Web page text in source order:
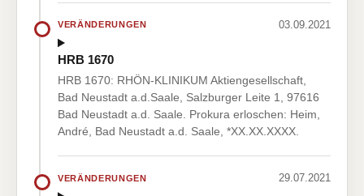
VERÄNDERUNGEN 03.09.2021
HRB 1670
HRB 1670: RHÖN-KLINIKUM Aktiengesellschaft,
Bad Neustadt a.d.Saale, Salzburger Leite 1, 97616
Bad Neustadt a.d. Saale. Prokura erloschen: Heim,
André, Bad Neustadt a.d. Saale, *XX.XX.XXXX.
VERÄNDERUNGEN 29.07.2021